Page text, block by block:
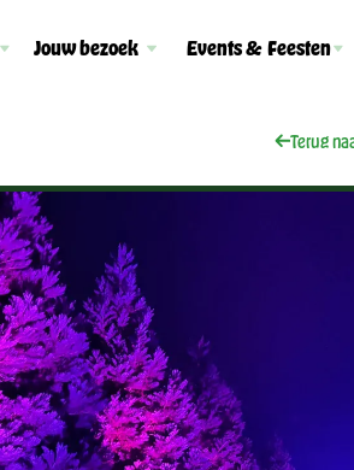
Jouw bezoek Events & Feesten
Terug